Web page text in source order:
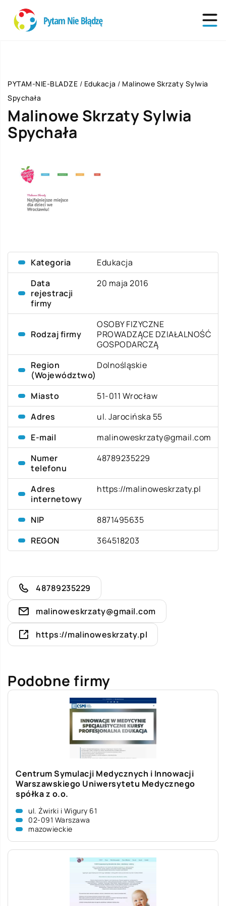
PYTAM-NIE-BLADZE / Edukacja / Malinowe Skrzaty Sylwia
Spychała
Malinowe Skrzaty Sylwia
Spychała
Kategoria
Edukacja
Data
rejestracji
firmy
20 maja 2016
Rodzaj firmy
OSOBY FIZYCZNE
PROWADZĄCE DZIAŁALNOŚĆ
GOSPODARCZĄ
Region
(Województwo)
Dolnośląskie
Miasto
51-011 Wrocław
Adres
ul. Jarocińska 55
E-mail
malinoweskrzaty@gmail.com
Numer
telefonu
48789235229
Adres
internetowy
https://malinoweskrzaty.pl
NIP
8871495635
REGON
364518203
48789235229
malinoweskrzaty@gmail.com
https://malinoweskrzaty.pl
Podobne firmy
Centrum Symulacji Medycznych i Innowacji
Warszawskiego Uniwersytetu Medycznego
spółka z o.o.
ul. Żwirki i Wigury 61
02-091 Warszawa
mazowieckie